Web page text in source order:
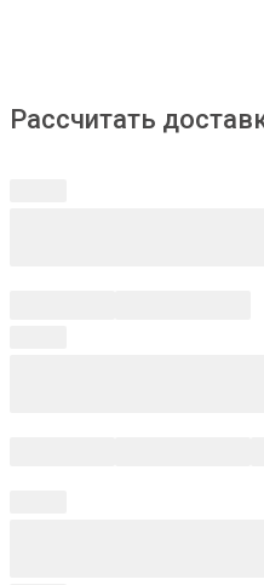
Рассчитать